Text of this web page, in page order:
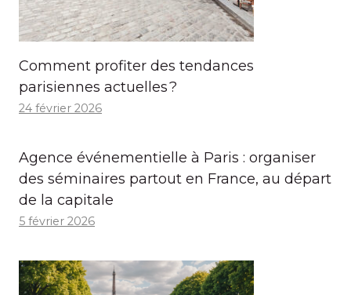
Comment profiter des tendances
parisiennes actuelles ?
24 février 2026
Agence événementielle à Paris : organiser
des séminaires partout en France, au départ
de la capitale
5 février 2026